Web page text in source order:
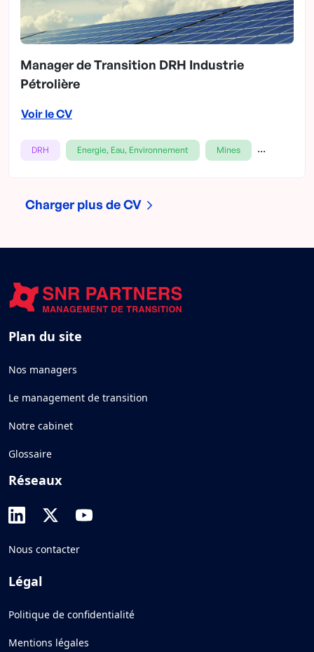
Manager de Transition DRH Industrie
Pétrolière
Voir le CV
DRH Energie, Eau, Environnement Mines ...
Charger plus de CV
Plan du site
Nos managers
Le management de transition
Notre cabinet
Glossaire
Réseaux
Nous contacter
Légal
Politique de confidentialité
Mentions légales